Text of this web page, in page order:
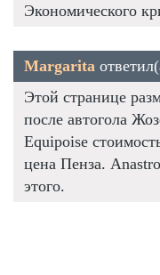
Экономического
Margarita
Этой странице
после автогола
Equipoise
цена Пенза.
этого.